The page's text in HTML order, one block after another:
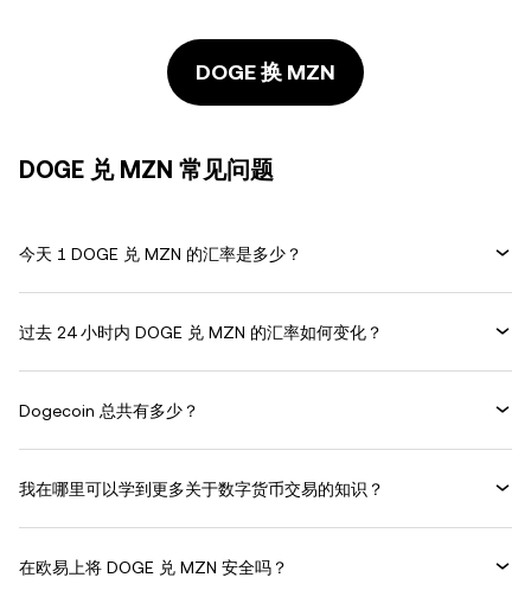
DOGE 换 MZN
DOGE 兑 MZN 常见问题
今天 1 DOGE 兑 MZN 的汇率是多少？
过去 24 小时内 DOGE 兑 MZN 的汇率如何变化？
Dogecoin 总共有多少？
我在哪里可以学到更多关于数字货币交易的知识？
在欧易上将 DOGE 兑 MZN 安全吗？